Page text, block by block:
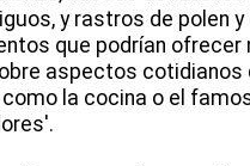
y rastros de polen y
que podrían ofrecer
aspectos cotidianos
como la cocina o el